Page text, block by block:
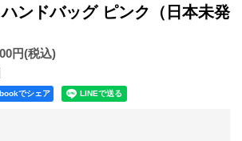
ンドバッグ ピンク（日本未発
円(税込)
でシェア